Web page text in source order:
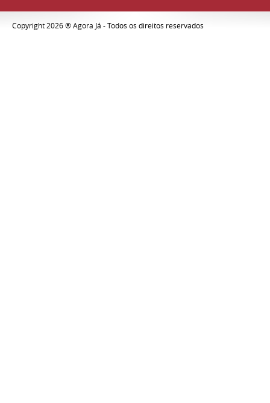
Copyright 2026 ® Agora Já - Todos os direitos reservados